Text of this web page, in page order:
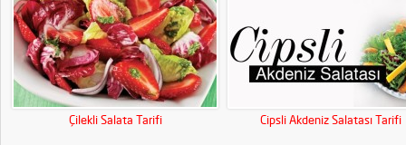
Çilekli Salata Tarifi Cipsli Akdeniz Salatası Tarifi